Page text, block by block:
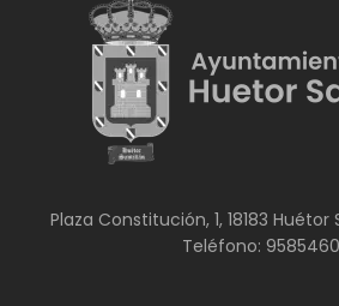
Plaza Constitución, 1, 18183
Teléfono: